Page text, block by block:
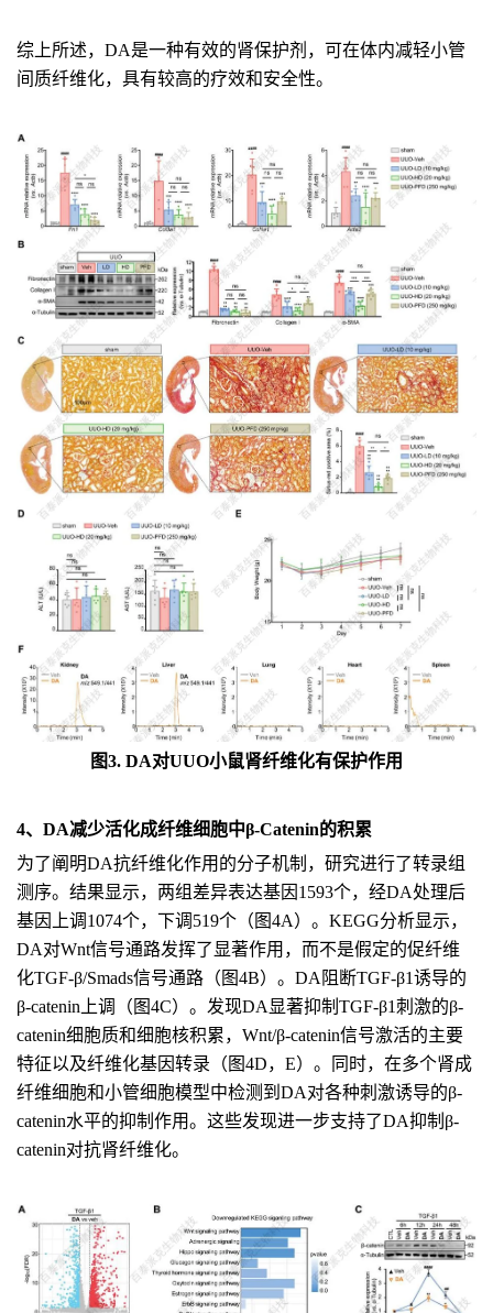
综上所述，DA是一种有效的肾保护剂，可在体内减轻小管
间质纤维化，具有较高的疗效和安全性。
图3. DA对UUO小鼠肾纤维化有保护作用
4、DA减少活化成纤维细胞中β-Catenin的积累
为了阐明DA抗纤维化作用的分子机制，研究进行了转录组
测序。结果显示，两组差异表达基因1593个，经DA处理后
基因上调1074个，下调519个（图4A）。KEGG分析显示，
DA对Wnt信号通路发挥了显著作用，而不是假定的促纤维
化TGF-β/Smads信号通路（图4B）。DA阻断TGF-β1诱导的
β-catenin上调（图4C）。发现DA显著抑制TGF-β1刺激的β-
catenin细胞质和细胞核积累，Wnt/β-catenin信号激活的主要
特征以及纤维化基因转录（图4D，E）。同时，在多个肾成
纤维细胞和小管细胞模型中检测到DA对各种刺激诱导的β-
catenin水平的抑制作用。这些发现进一步支持了DA抑制β-
catenin对抗肾纤维化。